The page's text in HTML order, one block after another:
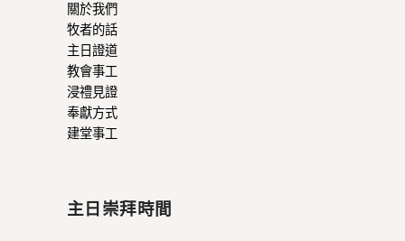
關於我們
牧者的話
主日證道
教會事工
浸禮見證
奉獻方式
建堂事工
主日崇拜時間